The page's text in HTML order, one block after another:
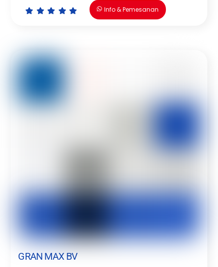
IconIconIconIconIcon
Info & Pemesanan
GRAN MAX BV